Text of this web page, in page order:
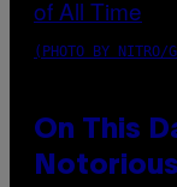
(PHOTO BY NITRO/
On This